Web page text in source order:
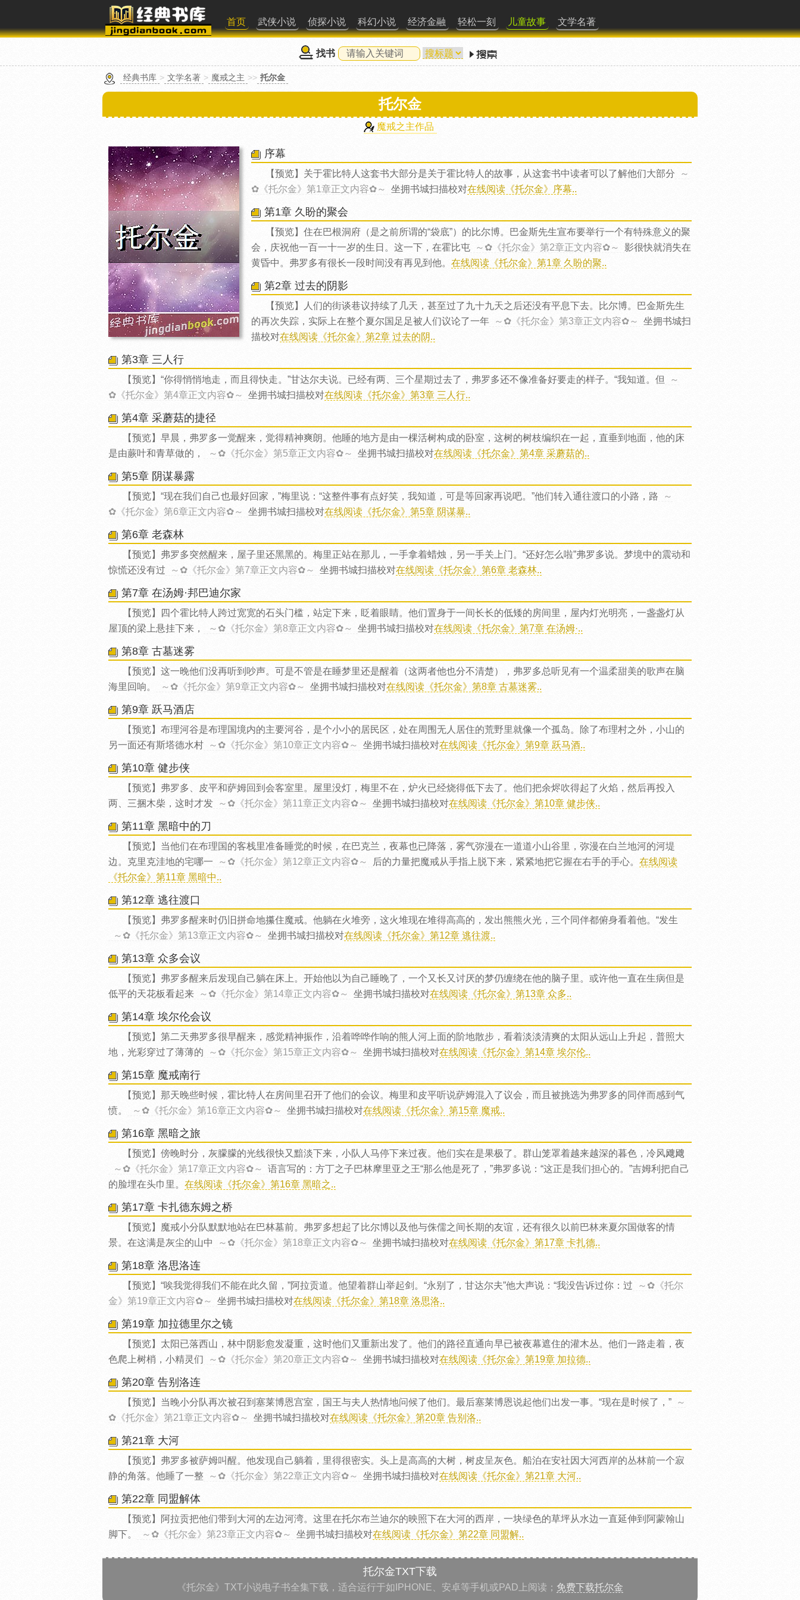
首页 武侠小说 侦探小说 科幻小说 经济金融 轻松一刻 儿童故事 文学名著
找书
经典书库 > 文学名著 > 魔戒之主 >> 托尔金
托尔金
魔戒之主作品
序幕
【预览】关于霍比特人这套书大部分是关于霍比特人的故事，从这套书中读者可以了解他们大部分
～
✿《托尔金》第1章正文内容✿～
坐拥书城扫描校对在线阅读《托尔金》序幕..
第1章 久盼的聚会
【预览】住在巴根洞府（是之前所谓的“袋底”）的比尔博。巴金斯先生宣布要举行一个有特殊意义的聚
会，庆祝他一百一十一岁的生日。这一下，在霍比屯
～✿《托尔金》第2章正文内容✿～
影很快就消失在
黄昏中。弗罗多有很长一段时间没有再见到他。 在线阅读《托尔金》第1章 久盼的聚..
第2章 过去的阴影
【预览】人们的街谈巷议持续了几天，甚至过了九十九天之后还没有平息下去。比尔博。巴金斯先生
的再次失踪，实际上在整个夏尔国足足被人们议论了一年
～✿《托尔金》第3章正文内容✿～
坐拥书城扫
描校对在线阅读《托尔金》第2章 过去的阴..
第3章 三人行
【预览】“你得悄悄地走，而且得快走。”甘达尔夫说。已经有两、三个星期过去了，弗罗多还不像准备好要走的样子。“我知道。但
～
✿《托尔金》第4章正文内容✿～
坐拥书城扫描校对在线阅读《托尔金》第3章 三人行..
第4章 采蘑菇的捷径
【预览】早晨，弗罗多一觉醒来，觉得精神爽朗。他睡的地方是由一棵活树构成的卧室，这树的树枝编织在一起，直垂到地面，他的床
是由蕨叶和青草做的，
～✿《托尔金》第5章正文内容✿～ 坐拥书城扫描校对在线阅读《托尔金》第4章 采蘑菇的..
第5章 阴谋暴露
【预览】“现在我们自己也最好回家，”梅里说：“这整件事有点好笑，我知道，可是等回家再说吧。”他们转入通往渡口的小路，路
～
✿《托尔金》第6章正文内容✿～
坐拥书城扫描校对在线阅读《托尔金》第5章 阴谋暴..
第6章 老森林
【预览】弗罗多突然醒来，屋子里还黑黑的。梅里正站在那儿，一手拿着蜡烛，另一手关上门。“还好怎么啦”弗罗多说。梦境中的震动和
惊慌还没有过
～✿《托尔金》第7章正文内容✿～ 坐拥书城扫描校对在线阅读《托尔金》第6章 老森林..
第7章 在汤姆·邦巴迪尔家
【预览】四个霍比特人跨过宽宽的石头门槛，站定下来，眨着眼睛。他们置身于一间长长的低矮的房间里，屋内灯光明亮，一盏盏灯从
屋顶的梁上悬挂下来，
～✿《托尔金》第8章正文内容✿～ 坐拥书城扫描校对在线阅读《托尔金》第7章 在汤姆·..
第8章 古墓迷雾
【预览】这一晚他们没再听到吵声。可是不管是在睡梦里还是醒着（这两者他也分不清楚），弗罗多总听见有一个温柔甜美的歌声在脑
海里回响。
～✿《托尔金》第9章正文内容✿～ 坐拥书城扫描校对在线阅读《托尔金》第8章 古墓迷雾..
第9章 跃马酒店
【预览】布理河谷是布理国境内的主要河谷，是个小小的居民区，处在周围无人居住的荒野里就像一个孤岛。除了布理村之外，小山的
另一面还有斯塔德水村
～✿《托尔金》第10章正文内容✿～ 坐拥书城扫描校对在线阅读《托尔金》第9章 跃马酒..
第10章 健步侠
【预览】弗罗多、皮平和萨姆回到会客室里。屋里没灯，梅里不在，炉火已经烧得低下去了。他们把余烬吹得起了火焰，然后再投入
两、三捆木柴，这时才发
～✿《托尔金》第11章正文内容✿～ 坐拥书城扫描校对在线阅读《托尔金》第10章 健步侠..
第11章 黑暗中的刀
【预览】当他们在布理国的客栈里准备睡觉的时候，在巴克兰，夜幕也已降落，雾气弥漫在一道道小山谷里，弥漫在白兰地河的河堤
边。克里克洼地的宅哪一
～✿《托尔金》第12章正文内容✿～ 后的力量把魔戒从手指上脱下来，紧紧地把它握在右手的手心。 在线阅读
《托尔金》第11章 黑暗中..
第12章 逃往渡口
【预览】弗罗多醒来时仍旧拼命地攥住魔戒。他躺在火堆旁，这火堆现在堆得高高的，发出熊熊火光，三个同伴都俯身看着他。“发生
～✿《托尔金》第13章正文内容✿～
坐拥书城扫描校对在线阅读《托尔金》第12章 逃往渡..
第13章 众多会议
【预览】弗罗多醒来后发现自己躺在床上。开始他以为自己睡晚了，一个又长又讨厌的梦仍缠绕在他的脑子里。或许他一直在生病但是
低平的天花板看起来
～✿《托尔金》第14章正文内容✿～ 坐拥书城扫描校对在线阅读《托尔金》第13章 众多..
第14章 埃尔伦会议
【预览】第二天弗罗多很早醒来，感觉精神振作，沿着哗哗作响的熊人河上面的阶地散步，看着淡淡清爽的太阳从远山上升起，普照大
地，光彩穿过了薄薄的
～✿《托尔金》第15章正文内容✿～ 坐拥书城扫描校对在线阅读《托尔金》第14章 埃尔伦..
第15章 魔戒南行
【预览】那天晚些时候，霍比特人在房间里召开了他们的会议。梅里和皮平听说萨姆混入了议会，而且被挑选为弗罗多的同伴而感到气
愤。
～✿《托尔金》第16章正文内容✿～ 坐拥书城扫描校对在线阅读《托尔金》第15章 魔戒..
第16章 黑暗之旅
【预览】傍晚时分，灰朦朦的光线很快又黯淡下来，小队人马停下来过夜。他们实在是果极了。群山笼罩着越来越深的暮色，冷风飕飕
～✿《托尔金》第17章正文内容✿～
语言写的：方丁之子巴林摩里亚之王“那么他是死了，”弗罗多说：“这正是我们担心的。”吉姆利把自己
的脸埋在头巾里。 在线阅读《托尔金》第16章 黑暗之..
第17章 卡扎德东姆之桥
【预览】魔戒小分队默默地站在巴林墓前。弗罗多想起了比尔博以及他与侏儒之间长期的友谊，还有很久以前巴林来夏尔国做客的情
景。在这满是灰尘的山中
～✿《托尔金》第18章正文内容✿～ 坐拥书城扫描校对在线阅读《托尔金》第17章 卡扎德..
第18章 洛思洛连
【预览】“唉我觉得我们不能在此久留，”阿拉贡道。他望着群山举起剑。“永别了，甘达尔夫”他大声说：“我没告诉过你：过
～✿《托尔
金》第19章正文内容✿～
坐拥书城扫描校对在线阅读《托尔金》第18章 洛思洛..
第19章 加拉德里尔之镜
【预览】太阳已落西山，林中阴影愈发凝重，这时他们又重新出发了。他们的路径直通向早已被夜幕遮住的灌木丛。他们一路走着，夜
色爬上树梢，小精灵们
～✿《托尔金》第20章正文内容✿～ 坐拥书城扫描校对在线阅读《托尔金》第19章 加拉德..
第20章 告别洛连
【预览】当晚小分队再次被召到塞莱博恩宫室，国王与夫人热情地问候了他们。最后塞莱博恩说起他们出发一事。“现在是时候了，”
～
✿《托尔金》第21章正文内容✿～
坐拥书城扫描校对在线阅读《托尔金》第20章 告别洛..
第21章 大河
【预览】弗罗多被萨姆叫醒。他发现自己躺着，里得很密实。头上是高高的大树，树皮呈灰色。船泊在安社因大河西岸的丛林前一个寂
静的角落。他睡了一整
～✿《托尔金》第22章正文内容✿～ 坐拥书城扫描校对在线阅读《托尔金》第21章 大河..
第22章 同盟解体
【预览】阿拉贡把他们带到大河的左边河湾。这里在托尔布兰迪尔的映照下在大河的西岸，一块绿色的草坪从水边一直延伸到阿蒙翰山
脚下。
～✿《托尔金》第23章正文内容✿～ 坐拥书城扫描校对在线阅读《托尔金》第22章 同盟解..
托尔金TXT下载
《托尔金》TXT小说电子书全集下载，适合运行于如IPHONE、安卓等手机或PAD上阅读； 免费下载托尔金